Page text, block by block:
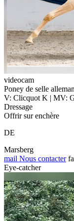
videocam
Poney de selle
V: Clicquot K | MV:
Dressage
Offrir sur enchère
DE
Marsberg
mail Nous contacter
Eye-catcher